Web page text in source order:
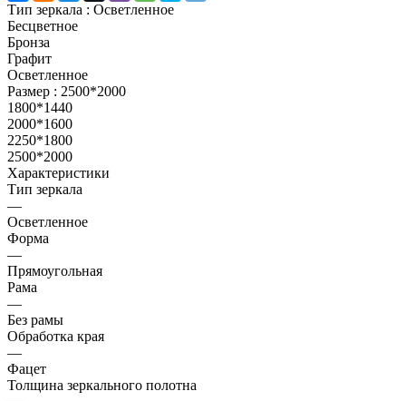
Тип зеркала : Осветленное
Бесцветное
Бронза
Графит
Осветленное
Размер : 2500*2000
1800*1440
2000*1600
2250*1800
2500*2000
Характеристики
Тип зеркала
—
Осветленное
Форма
—
Прямоугольная
Рама
—
Без рамы
Обработка края
—
Фацет
Толщина зеркального полотна